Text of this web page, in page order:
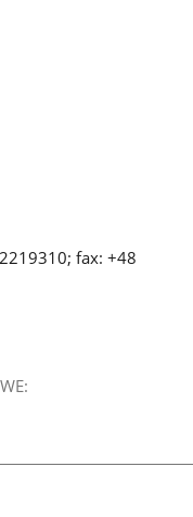
fax: +48